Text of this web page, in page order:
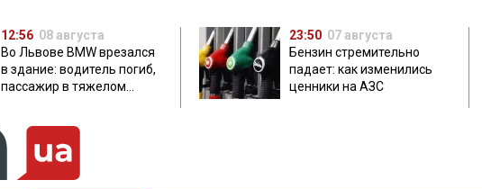
12:56 08 августа
Во Львове BMW врезался
в здание: водитель погиб,
пассажир в тяжелом
23:50 07 августа
Бензин стремительно
падает: как изменились
ценники на АЗС